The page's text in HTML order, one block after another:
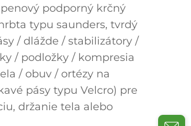
podporný krčný
typu saunders, tvrdý
/ dlážde / stabilizátory /
/ podložky / kompresia
/ obuv / ortézy na
pásy typu Velcro) pre
držanie tela alebo